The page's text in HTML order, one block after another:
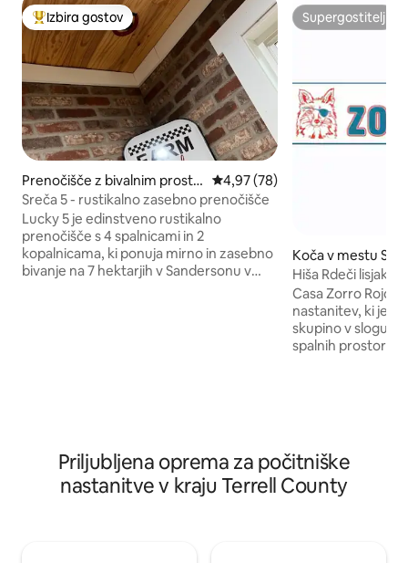
Najbolj priljubljena prenočišča z značko »Izbira gostov«
Izbira gostov
Prenočišče z bivalnim prosto
rom v mestu Sanderson
Povprečna ocena: 4,97 od 5,
4,97 (78)
Sreča 5 - rustikalno zasebno prenočišče
Lucky 5 je edinstveno rustikalno
prenočišče s 4 spalnicami in 2
kopalnicama, ki ponuja mirno in zasebno
bivanje na 7 hektarjih v Sandersonu v
veliko več.
Supergostitelj
Supergostitelj
Koča v mestu
Hiša Rdeči lisjak
Casa Zorro Rojo
nastanitev, ki je
skupino v slogu koče. Na
spalnih prostorov
opremljena
potrebščinami, ki
za udobno
obroka. Na voljo so tudi ognjišče, žar in
Priljubljena oprema za počitniške
nastanitve v kraju Terrell County